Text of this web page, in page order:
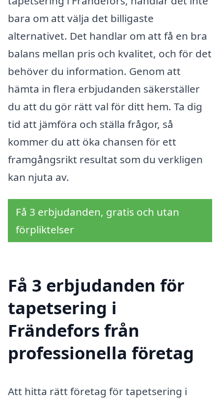
bara om att välja det billigaste
alternativet. Det handlar om att få en bra
balans mellan pris och kvalitet, och för det
behöver du information. Genom att
hämta in flera erbjudanden säkerställer
du att du gör rätt val för ditt hem. Ta dig
tid att jämföra och ställa frågor, så
kommer du att öka chansen för ett
framgångsrikt resultat som du verkligen
kan njuta av.
Få 3 erbjudanden, gratis och utan
förpliktelser
Få 3 erbjudanden för
tapetsering i
Frändefors från
professionella företag
Att hitta rätt företag för tapetsering i